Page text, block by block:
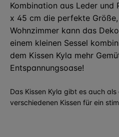
Kombination aus Leder
x 45 cm die perfekte
Wohnzimmer kann das
einem kleinen Sessel
dem Kissen Kyla mehr
Entspannungsoase!
Das Kissen Kyla gibt es auch
verschiedenen Kissen für ein